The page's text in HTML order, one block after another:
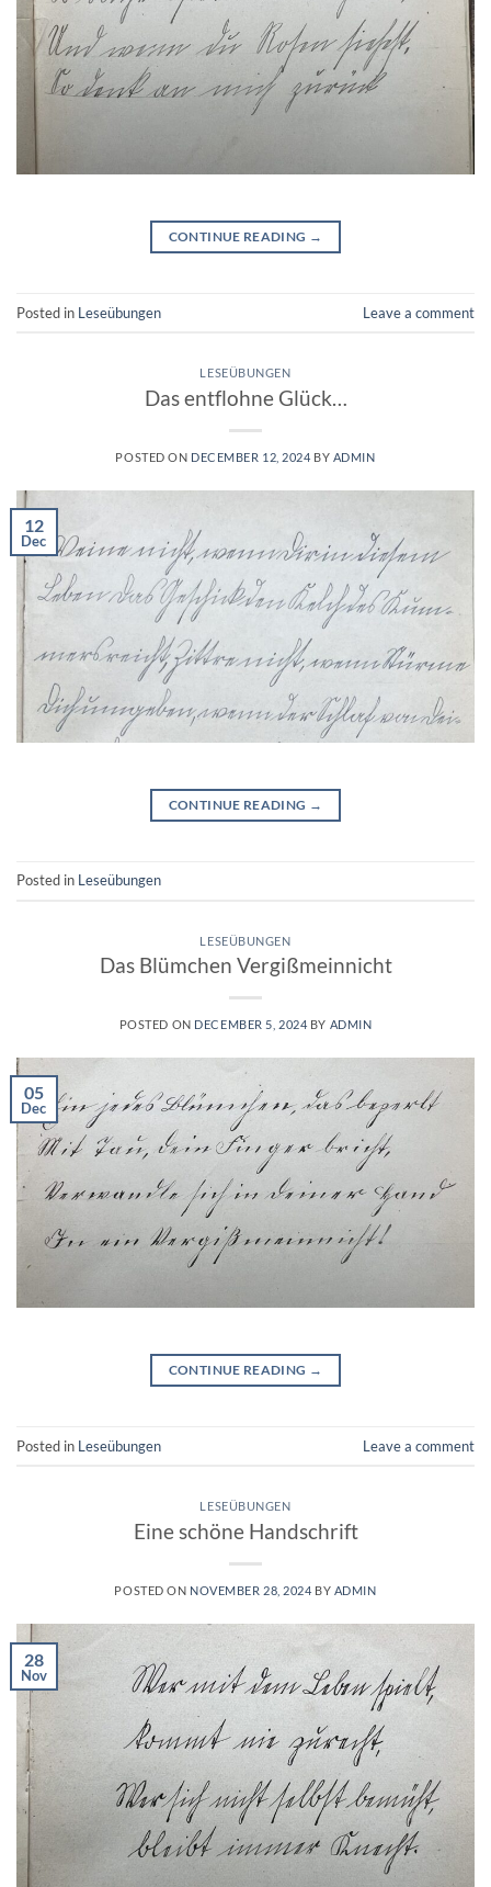
CONTINUE READING →
Posted in Leseübungen Leave a comment
LESEÜBUNGEN
Das entflohne Glück…
POSTED ON DECEMBER 12, 2024 BY ADMIN
12
Dec
CONTINUE READING →
Posted in Leseübungen
LESEÜBUNGEN
Das Blümchen Vergißmeinnicht
POSTED ON DECEMBER 5, 2024 BY ADMIN
05
Dec
CONTINUE READING →
Posted in Leseübungen Leave a comment
LESEÜBUNGEN
Eine schöne Handschrift
POSTED ON NOVEMBER 28, 2024 BY ADMIN
28
Nov